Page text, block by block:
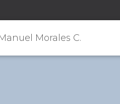
Morales C.